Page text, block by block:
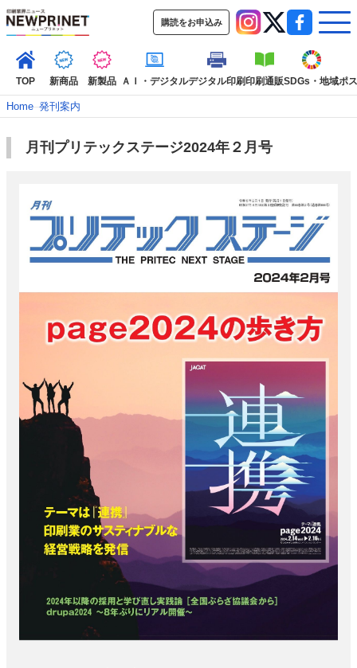
購読をお申込み
TOP 新商品 新製品 ＡＩ・デジタルデジタル印刷印刷通販SDGs・地域ポ
インデックス
カテゴリー一覧
新商品 新製品 ＡＩ・デジタル デジタル印刷
印刷通販
信用情報
業界
市場・統計
人事・移転・異動・訃報
特集記事カテゴリー一覧
中古印刷機・製本機特集
2022 見える化・MIS特集
2022 検査・校正特集
特集・デジタル印刷 ～ 新成長軌道を描く
JFPI印刷用語集 印刷機材年鑑
会社案内
購読・購入申し込み
サイトポリシー
お問い合わせ
Home–発刊案内
月刊プリテックステージ2024年２月号